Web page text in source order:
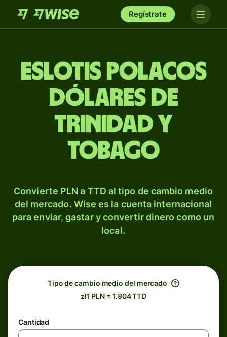
Regístrate
Eslotis polacos
dólares de
Trinidad y
Tobago
Convierte PLN a TTD al tipo de cambio medio
del mercado. Wise es la cuenta internacional
para enviar, gastar y convertir dinero como un
local.
Tipo de cambio medio del mercado
zł1 PLN = 1.804 TTD
Cantidad